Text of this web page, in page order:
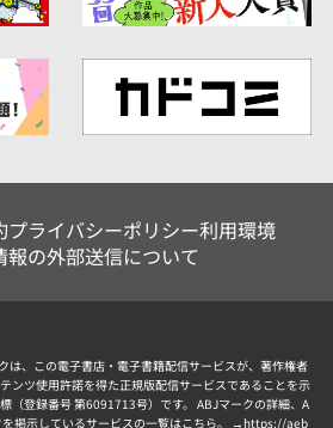
プライバシーポリシー利用環境
報の外部送信について
は、この電子書店・電子書籍配信サービスが、著作権者
ンツ使用許諾を得た正規版配信サービスであることを示
（登録番号 第6091713号）です。 ABJマークの詳細、A
掲示しているサービスの一覧はこちら。 → https://aeb